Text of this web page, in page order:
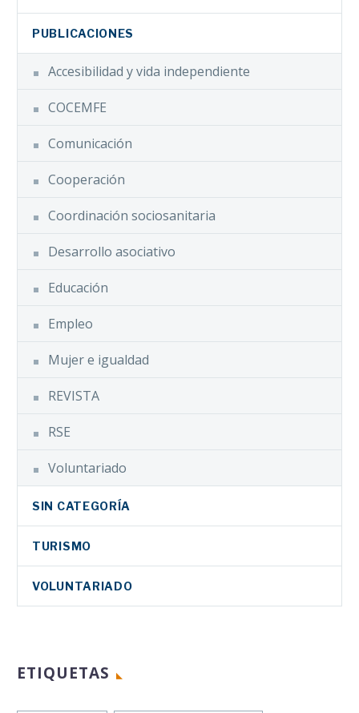
PUBLICACIONES
Accesibilidad y vida independiente
COCEMFE
Comunicación
Cooperación
Coordinación sociosanitaria
Desarrollo asociativo
Educación
Empleo
Mujer e igualdad
REVISTA
RSE
Voluntariado
SIN CATEGORÍA
TURISMO
VOLUNTARIADO
ETIQUETAS